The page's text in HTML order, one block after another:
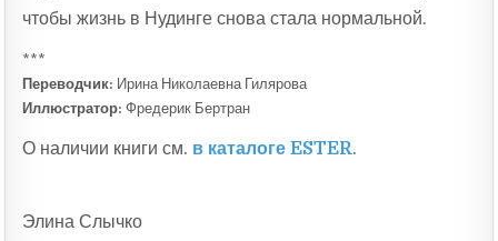
чтобы жизнь в Нудинге снова стала нормальной.
***
Переводчик: Ирина Николаевна Гилярова
Иллюстратор: Фредерик Бертран
О наличии книги см. в каталоге ESTER.
Элина Слычко